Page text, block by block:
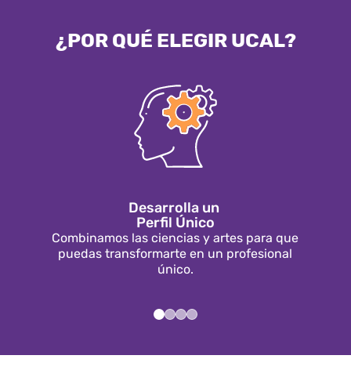
¿POR QUÉ ELEGIR UCAL?
Desarrolla un
Perfil Único
Combinamos las ciencias y artes para que
puedas transformarte en un profesional
único.